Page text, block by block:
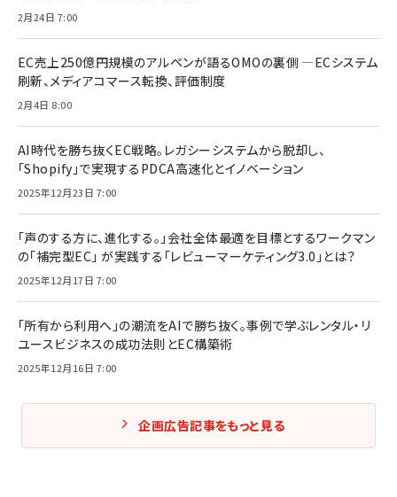
2月24日 7:00
EC売上250億円規模のアルペンが語るOMOの裏側 ―ECシステム
刷新、メディアコマース転換、評価制度
2月4日 8:00
AI時代を勝ち抜くEC戦略。レガシーシステムから脱却し、
「Shopify」で実現するPDCA高速化とイノベーション
2025年12月23日 7:00
「声のする方に、進化する。」会社全体最適を目標とするワークマン
の「補完型EC」 が実践する「レビューマーケティング3.0」とは？
2025年12月17日 7:00
「所有から利用へ」の潮流をAIで勝ち抜く。事例で学ぶレンタル・リ
ユースビジネスの成功法則とEC構築術
2025年12月16日 7:00
企画広告記事をもっと見る